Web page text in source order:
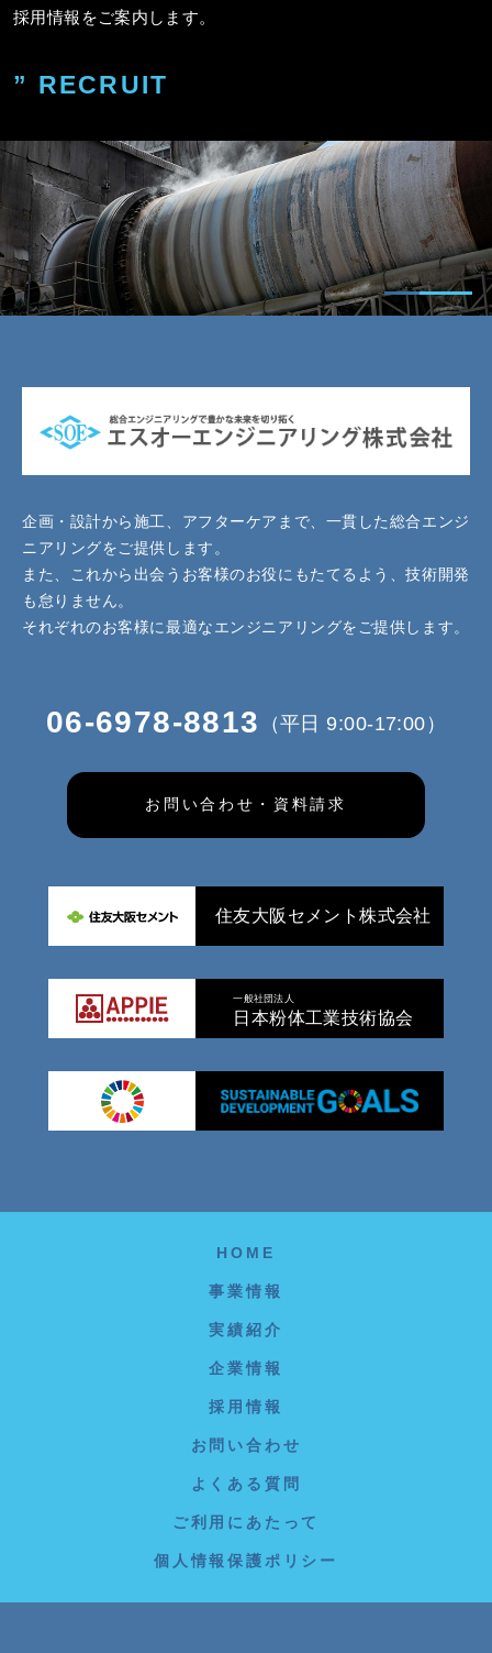
採用情報をご案内します。
” RECRUIT
企画・設計から施工、アフターケアまで、一貫した総合エンジ
ニアリングをご提供します。
また、これから出会うお客様のお役にもたてるよう、技術開発
も怠りません。
それぞれのお客様に最適なエンジニアリングをご提供します。
06-6978-8813 （平日 9:00-17:00）
お問い合わせ・資料請求
住友大阪セメント株式会社
一般社団法人
日本粉体工業技術協会
HOME
事業情報
実績紹介
企業情報
採用情報
お問い合わせ
よくある質問
ご利用にあたって
個人情報保護ポリシー